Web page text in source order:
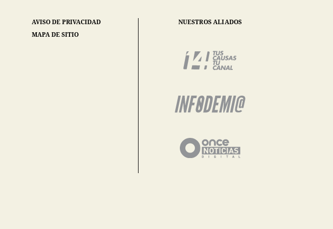
AVISO DE PRIVACIDAD
MAPA DE SITIO
NUESTROS ALIADOS